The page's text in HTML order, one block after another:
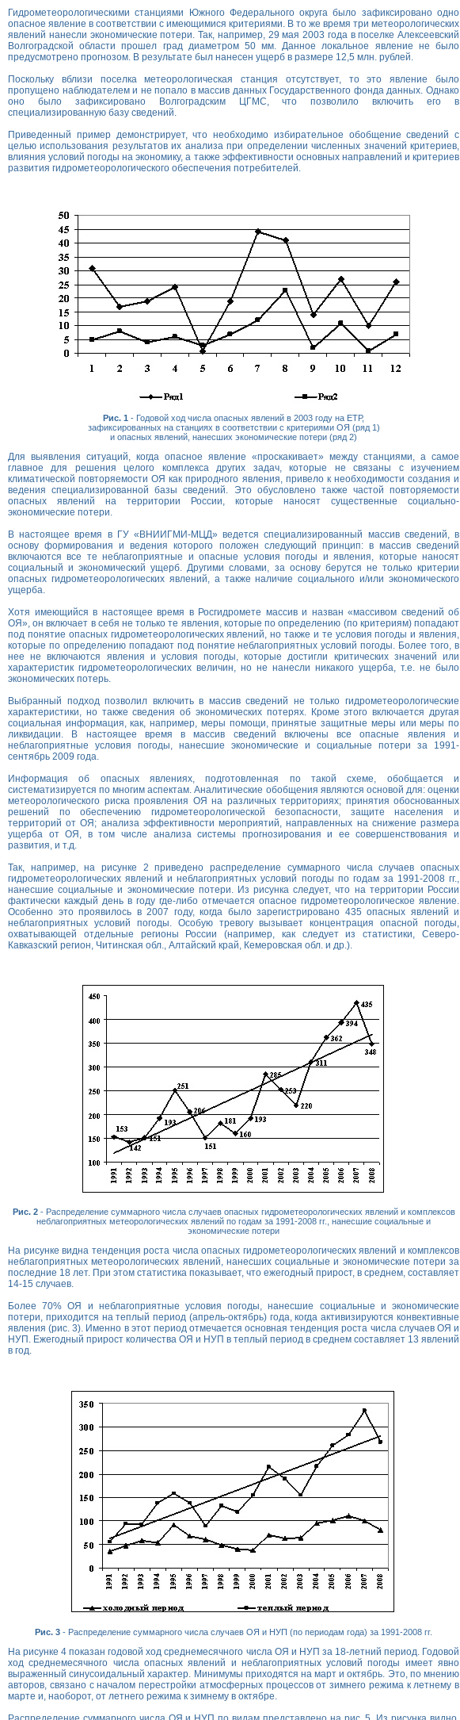
Гидрометеорологическими станциями Южного Федерального округа было зафиксировано одно
опасное явление в соответствии с имеющимися критериями. В то же время три метеорологических
явлений нанесли экономические потери. Так, например, 29 мая 2003 года в поселке Алексеевский
Волгоградской области прошел град диаметром 50 мм. Данное локальное явление не было
предусмотрено прогнозом. В результате был нанесен ущерб в размере 12,5 млн. рублей.
Поскольку вблизи поселка метеорологическая станция отсутствует, то это явление было
пропущено наблюдателем и не попало в массив данных Государственного фонда данных. Однако
оно было зафиксировано Волгоградским ЦГМС, что позволило включить его в
специализированную базу сведений.
Приведенный пример демонстрирует, что необходимо избирательное обобщение сведений с
целью использования результатов их анализа при определении численных значений критериев,
влияния условий погоды на экономику, а также эффективности основных направлений и критериев
развития гидрометеорологического обеспечения потребителей.
Рис. 1 - Годовой ход числа опасных явлений в 2003 году на ЕТР,
зафиксированных на станциях в соответствии с критериями ОЯ (ряд 1)
и опасных явлений, нанесших экономические потери (ряд 2)
Для выявления ситуаций, когда опасное явление «проскакивает» между станциями, а самое
главное для решения целого комплекса других задач, которые не связаны с изучением
климатической повторяемости ОЯ как природного явления, привело к необходимости создания и
ведения специализированной базы сведений. Это обусловлено также частой повторяемости
опасных явлений на территории России, которые наносят существенные социально-
экономические потери.
В настоящее время в ГУ «ВНИИГМИ-МЦД» ведется специализированный массив сведений, в
основу формирования и ведения которого положен следующий принцип: в массив сведений
включаются все те неблагоприятные и опасные условия погоды и явления, которые наносят
социальный и экономический ущерб. Другими словами, за основу берутся не только критерии
опасных гидрометеорологических явлений, а также наличие социального и/или экономического
ущерба.
Хотя имеющийся в настоящее время в Росгидромете массив и назван «массивом сведений об
ОЯ», он включает в себя не только те явления, которые по определению (по критериям) попадают
под понятие опасных гидрометеорологических явлений, но также и те условия погоды и явления,
которые по определению попадают под понятие неблагоприятных условий погоды. Более того, в
нее не включаются явления и условия погоды, которые достигли критических значений или
характеристик гидрометеорологических величин, но не нанесли никакого ущерба, т.е. не было
экономических потерь.
Выбранный подход позволил включить в массив сведений не только гидрометеорологические
характеристики, но также сведения об экономических потерях. Кроме этого включается другая
социальная информация, как, например, меры помощи, принятые защитные меры или меры по
ликвидации. В настоящее время в массив сведений включены все опасные явления и
неблагоприятные условия погоды, нанесшие экономические и социальные потери за 1991-
сентябрь 2009 года.
Информация об опасных явлениях, подготовленная по такой схеме, обобщается и
систематизируется по многим аспектам. Аналитические обобщения являются основой для: оценки
метеорологического риска проявления ОЯ на различных территориях; принятия обоснованных
решений по обеспечению гидрометеорологической безопасности, защите населения и
территорий от ОЯ; анализа эффективности мероприятий, направленных на снижение размера
ущерба от ОЯ, в том числе анализа системы прогнозирования и ее совершенствования и
развития, и т.д.
Так, например, на рисунке 2 приведено распределение суммарного числа случаев опасных
гидрометеорологических явлений и неблагоприятных условий погоды по годам за 1991-2008 гг.,
нанесшие социальные и экономические потери. Из рисунка следует, что на территории России
фактически каждый день в году где-либо отмечается опасное гидрометеорологическое явление.
Особенно это проявилось в 2007 году, когда было зарегистрировано 435 опасных явлений и
неблагоприятных условий погоды. Особую тревогу вызывает концентрация опасной погоды,
охватывающей отдельные регионы России (например, как следует из статистики, Северо-
Кавказский регион, Читинская обл., Алтайский край, Кемеровская обл. и др.).
Рис. 2- Распределение суммарного числа случаев опасных гидрометеорологических явлений и комплексов
неблагоприятных метеорологических явлений по годам за 1991-2008 гг., нанесшие социальные и
экономические потери
На рисунке видна тенденция роста числа опасных гидрометеорологических явлений и комплексов
неблагоприятных метеорологических явлений, нанесших социальные и экономические потери за
последние 18 лет. При этом статистика показывает, что ежегодный прирост, в среднем, составляет
14-15 случаев.
Более 70% ОЯ и неблагоприятные условия погоды, нанесшие социальные и экономические
потери, приходится на теплый период (апрель-октябрь) года, когда активизируются конвективные
явления (рис. 3). Именно в этот период отмечается основная тенденция роста числа случаев ОЯ и
НУП. Ежегодный прирост количества ОЯ и НУП в теплый период в среднем составляет 13 явлений
в год.
Рис. 3 - Распределение суммарного числа случаев ОЯ и НУП (по периодам года) за 1991-2008 гг.
На рисунке 4 показан годовой ход среднемесячного числа ОЯ и НУП за 18-летний период. Годовой
ход среднемесячного числа опасных явлений и неблагоприятных условий погоды имеет явно
выраженный синусоидальный характер. Минимумы приходятся на март и октябрь. Это, по мнению
авторов, связано с началом перестройки атмосферных процессов от зимнего режима к летнему в
марте и, наоборот, от летнего режима к зимнему в октябре.